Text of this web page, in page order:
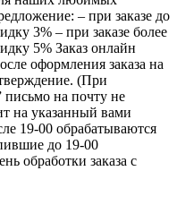
– при заказе до
3% – при заказе более
5% Заказ онлайн
оформления заказа на
(При
письмо на почту не
на указанный вами
19-00 обрабатываются
до 19-00
обработки заказа с